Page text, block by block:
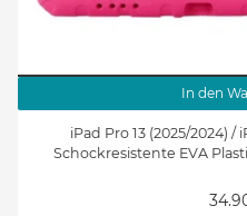
In den
iPad Pro 13 (2025/2024) /
Schockresistente EVA